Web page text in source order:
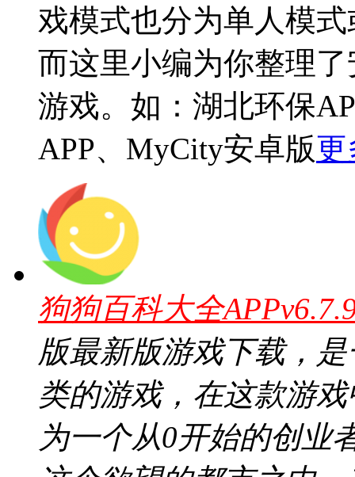
戏模式也分为单人模
而这里小编为你整理
游戏。如：湖北环保
APP、MyCity安卓版更
狗狗百科大全
版最新版游戏下载，
类的游戏，在这款游
为一个从0开始的创业